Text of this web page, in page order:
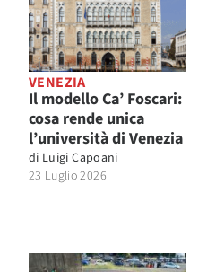
VENEZIA
Il modello Ca’ Foscari:
cosa rende unica
l’università di Venezia
di Luigi Capoani
23 Luglio 2026